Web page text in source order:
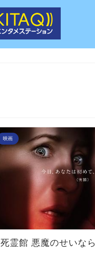
映画
死霊館 悪魔のせいな